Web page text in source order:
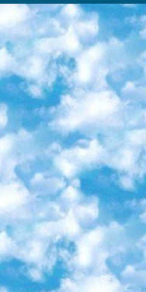
российскими университетами и крупными международными компаниями вроде Intel и Microsoft. Самостоятельное обучение бесплатное, но желающие могут оплатить услуги персональных наставников. 2. «Смартия» знакомит с актуальными профессиями и подсказывает, как им обучаться. Выбрав заинтересовавшую вас специальность — SMM-специалист, фотограф, веб-дизайнер или другую, — увидите список необходимых для неё умений. Чтобы вы могли освоить их самостоятельно, для каждого умения площадка отображает подборку ссылок на учебные материалы. Хотя «Смартия» ориентируется на русскоязычную аудиторию, часть контента всё же доступна только на английском. 3. «Лекторий Физтеха» Проект Московского физико-технического института (Физтеха). С его помощью вы можете смотреть онлайн серии лекций, записанные на видео в этом вузе. В числе доступных предметов — физика, биология, химия, информационные технологии и другие. К некоторым лекциям администрация ресурса прилагает готовые конспекты, которые можно скачивать в PDF-формате. 4. ITMOcourses Онлайн-площадка Санкт-Петербургского национального исследовательского университета информационных технологий, механики и оптики (ИТМО). Ресурс предоставляет свободный доступ к курсам, разработанным в этом вузе. Каталог материалов разбит на четыре категории: «Оптические системы и технологии», «Приборостроение и робототехника», «Информационные технологии» и «Биотехнологии». Курсы состоят из видеолекций, интерактивных демонстраций и заданий. 5. «КиберЛенинка» Электронная научная библиотека открытого доступа. Каталог площадки регулярно обрастает текстами статей из различных научных изданий. Сгруппированные по журналам и рубрикам публикации можно читать онлайн или скачивать целиком в PDF-формате. Проект нацелен на популяризацию науки за счёт открытого доступа к качественной информации. 6. «ПостНаука» На этом ресурсе публикуют подборки видеолекций, составленные экспертами из разных отраслей и объединённые общими темами. Среди них, к примеру, есть серии «Биоинформатика и геномика», «Культура средневековой Скандинавии» и Cinema Studies о теории кино. Каждая подборка лекций — логически связанная история, рассказанная экспертом от первого лица. Кроме того, на сайте появляются научно-образовательные статьи и тесты на разные темы. 7. «Newочём» Команда проекта «Newочём» отбирает самые интересные тексты из англоязычных СМИ и переводит те из них, за которые голосуют участники сообщества «ВКонтакте». По большей части это научно-популярные статьи. Редакторы придумывают лишь заголовки, в остальном содержание переводов соответствует оригиналам. Полные тексты можно читать прямо в социальной сети. 8. InternetUrok Онлайн-база материалов по основным дисциплинам школьной программы. Информация на сайте структурирована по классам, предметам и темам (урокам). Каждый урок состоит из видеолекций и конспектов. Есть также интерактивные тренажёры и тесты для закрепления пройденного материала. Даже если вы давно окончили школу, возможность повторить программу старших классов всегда может пригодиться. 9. Edutainme Ещё один ресурс об образовании. В отличие от Newtonew, как мне кажется, Edutainme больше ориентируется на представителей индустрии: педагогов, предпринимателей, разработчиков образовательных проектов. Но и любой, кто просто стремится к саморазвитию, найдёт на сайте много полезного и интересного для себя. Например, информацию о новых курсах и образовательных сервисах. 10. Newtonew Онлайн-медиа об образовании и обучении в широком смысле. Авторы Newtonew пишут об инструментах, заведениях, тактиках и стратегиях, которые помогают учить других и получать новые знания самостоятельно. На этой площадке вы найдёте новости, обзоры, аналитические мат